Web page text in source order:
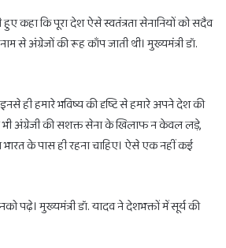
कहा कि पूरा देश ऐसे स्वतंत्रता सेनानियों को सदैव
से अंग्रेजों की रूह काँप जाती थी। मुख्यमंत्री डॉ.
ही हमारे भविष्य की दृष्टि से हमारे अपने देश की
भी अंग्रेजी की सशक्त सेना के खिलाफ न केवल लड़े,
के पास ही रहना चाहिए। ऐसे एक नहीं कई
पढ़े। मुख्यमंत्री डॉ. यादव ने देशभक्तों में सूर्य की
1 घंटा का ही समय
आठ
दिन
है
होलाष्टक,
भूल
खरीदें
February 28, 2025
होली से आठ
खरीदें ये चीजें